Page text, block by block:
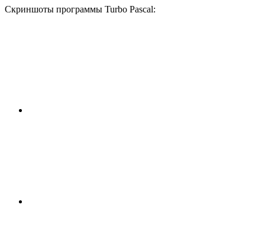
Скриншоты программы Turbo Pascal: